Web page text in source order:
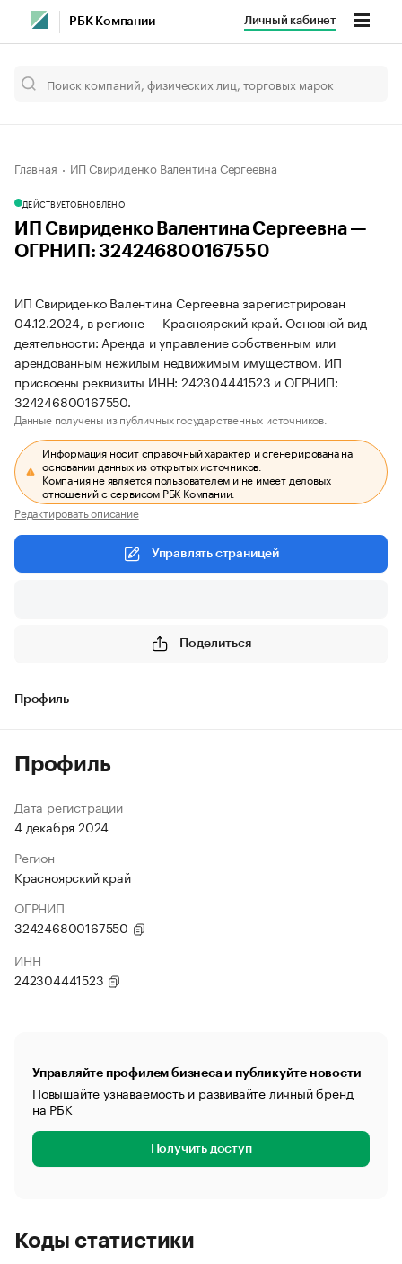
РБК Компании Личный кабинет
Главная ИП Свириденко Валентина Сергеевна
ДЕЙСТВУЕТОБНОВЛЕНО
ИП Свириденко Валентина Сергеевна —
ОГРНИП: 324246800167550
ИП Свириденко Валентина Сергеевна зарегистрирован
04.12.2024, в регионе — Красноярский край. Основной вид
деятельности: Аренда и управление собственным или
арендованным нежилым недвижимым имуществом. ИП
присвоены реквизиты ИНН: 242304441523 и ОГРНИП:
324246800167550.
Данные получены из публичных государственных источников.
Информация носит справочный характер и сгенерирована на
основании данных из открытых источников.
Компания не является пользователем и не имеет деловых
отношений с сервисом РБК Компании.
Редактировать описание
Управлять страницей
Поделиться
Профиль
Профиль
Дата регистрации
4 декабря 2024
Регион
Красноярский край
ОГРНИП
324246800167550
ИНН
242304441523
Управляйте профилем бизнеса и публикуйте новости
Повышайте узнаваемость и развивайте личный бренд
на РБК
Получить доступ
Коды статистики